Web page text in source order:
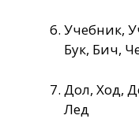
Учебник,
Бук, Бич,
Дол, Ход,
Лед